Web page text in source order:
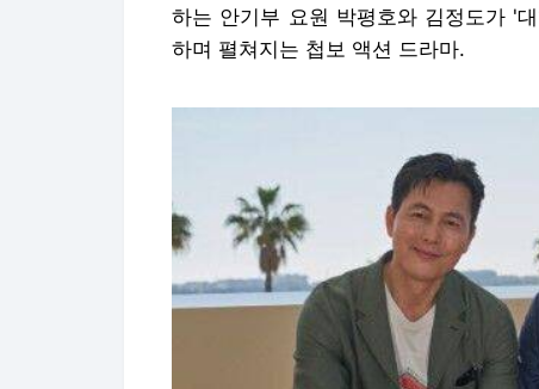
하는 안기부 요원 박평호와 김정도가 '
하며 펼쳐지는 첩보 액션 드라마.